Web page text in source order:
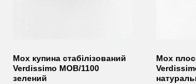
Мох купина стабілізований
Verdissimo MOB/1100
зелений
Мох